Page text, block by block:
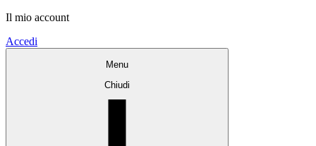
Il mio account
Accedi
Menu
Chiudi